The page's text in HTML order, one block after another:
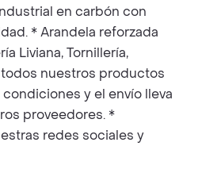
en carbón con
* Arandela reforzada
Liviana, Tornillería,
todos nuestros productos
y el envío lleva
proveedores. *
redes sociales y